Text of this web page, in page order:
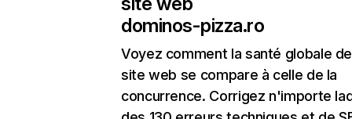
dominos-pizza.ro
Voyez comment la santé globale
site web se compare à celle de la
concurrence. Corrigez n'importe